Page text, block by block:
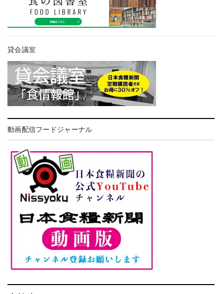
貸会議室
動画配信フードジャーナル